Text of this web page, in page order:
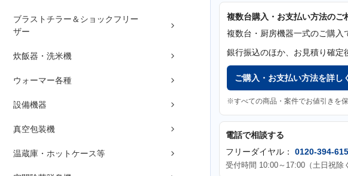
ブラストチラー＆ショックフリー
ザー
炊飯器・洗米機
ウォーマー各種
設備機器
真空包装機
温蔵庫・ホットケース等
複数台購入・お支払い方法のご
複数台・厨房機器一式のご購入
銀行振込のほか、お見積り確定
ご購入・お支払い方法を詳し
※すべての商品・案件でお値引きを
電話で相談する
フリーダイヤル： 0120-394-615
受付時間 10:00～17:00（土日祝除